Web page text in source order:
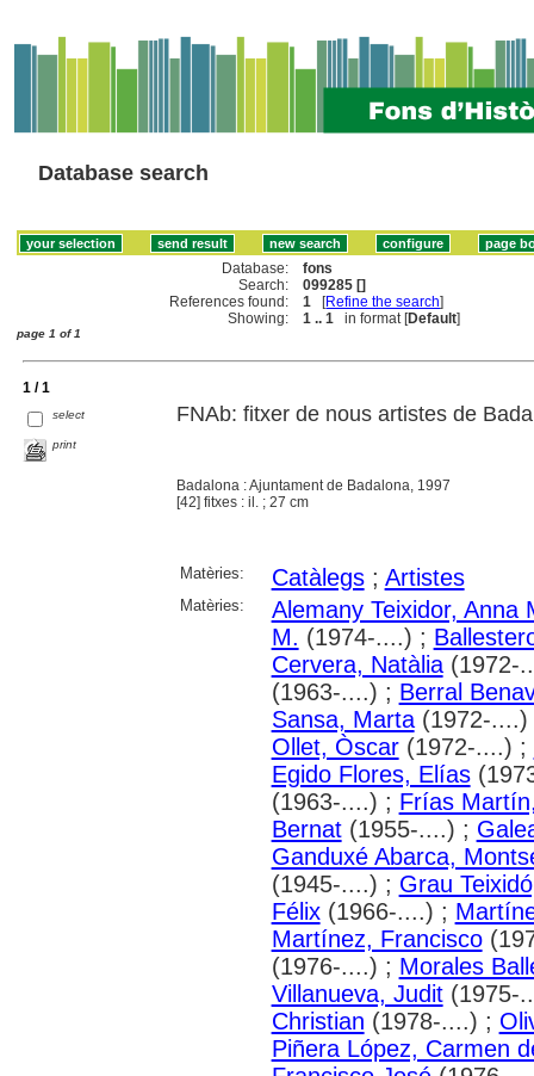
Database search
Database:
fons
Search:
099285 []
References found:
1 [Refine the search]
Showing:
1 .. 1 in format [Default]
page 1 of 1
1 / 1
select
print
FNAb: fitxer de nous artistes de
Badalona : Ajuntament de Badalona, 1997
[42] fitxes : il. ; 27 cm
Matèries: Catàlegs; Artistes
Matèries:
Alemany Teixidor, Anna
M. (1974-....) ;
Cervera, Natàlia(1972-
(1963-....) ; Berral
Sansa, Marta(1972-
Ollet, Òscar(1972-....) ;
Egido Flores, Elías
(1963-....) ; Frías
Bernat(1955-....) ;
Ganduxé Abarca,
(1945-....) ; Grau
Félix(1966-....) ;
Martínez, Francisco
(1976-....) ; Morales
Villanueva, Judit(1975-
Christian (1978-....) ;
Piñera López, Carmen